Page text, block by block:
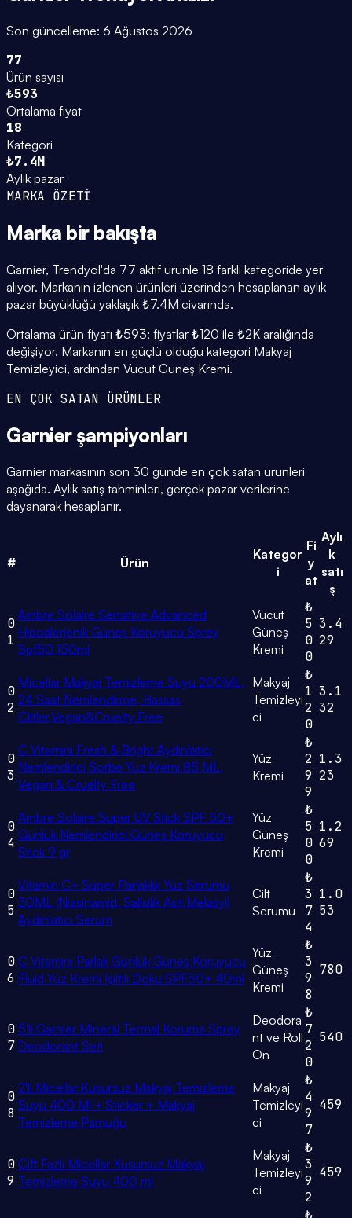
Son güncelleme: 6 Ağustos 2026
77
Ürün sayısı
₺593
Ortalama fiyat
18
Kategori
₺7.4M
Aylık pazar
MARKA ÖZETİ
Marka bir bakışta
Garnier, Trendyol'da 77 aktif ürünle 18 farklı kategoride yer
alıyor. Markanın izlenen ürünleri üzerinden hesaplanan aylık
pazar büyüklüğü yaklaşık ₺7.4M civarında.
Ortalama ürün fiyatı ₺593; fiyatlar ₺120 ile ₺2K aralığında
değişiyor. Markanın en güçlü olduğu kategori Makyaj
Temizleyici, ardından Vücut Güneş Kremi.
EN ÇOK SATAN ÜRÜNLER
Garnier şampiyonları
Garnier markasının son 30 günde en çok satan ürünleri
aşağıda. Aylık satış tahminleri, gerçek pazar verilerine
dayanarak hesaplanır.
# Ürün
Kategor
i
Fi
y
at
Aylı
k
satı
ş
0
1
Ambre Solaire Sensitive Advanced
Hipoalerjenik Güneş Koruyucu Sprey
Spf50 150ml
Vücut
Güneş
Kremi
₺
5
0
0
3.4
29
0
2
Micellar Makyaj Temizleme Suyu 200ML,
24 Saat Nemlendirme, Hassas
Ciltler,Vegan&Cruelty Free
Makyaj
Temizleyi
ci
₺
1
2
0
3.1
32
0
3
C Vitamini Fresh & Bright Aydınlatıcı
Nemlendirici Sorbe Yüz Kremi 85 ML,
Vegan & Cruelty Free
Yüz
Kremi
₺
2
9
9
1.3
23
0
4
Ambre Solaire Super UV Stick SPF 50+
Günlük Nemlendirici Güneş Koruyucu
Stick 9 gr
Yüz
Güneş
Kremi
₺
5
0
0
1.2
69
0
5
Vitamin C+ Süper Parlaklık Yüz Serumu
30ML (Niasinamid, Salisilik Asit,Melasyl)
Aydınlatıcı Serum
Cilt
Serumu
₺
3
7
4
1.0
53
0
6
C Vitamini Parlak Günlük Güneş Koruyucu
Fluid Yüz Kremi Işıltılı Doku SPF50+ 40ml
Yüz
Güneş
Kremi
₺
3
9
8
780
0
7
5'li Garnier Mineral Termal Koruma Sprey
Deodorant Seti
Deodora
nt ve Roll
On
₺
7
2
0
540
0
8
2'li Micellar Kusursuz Makyaj Temizleme
Suyu 400 Ml + Sticker + Makyaj
Temizleme Pamuğu
Makyaj
Temizleyi
ci
₺
4
9
7
459
0
9
Çift Fazlı Micellar Kusursuz Makyaj
Temizleme Suyu 400 ml
Makyaj
Temizleyi
ci
₺
3
9
2
459